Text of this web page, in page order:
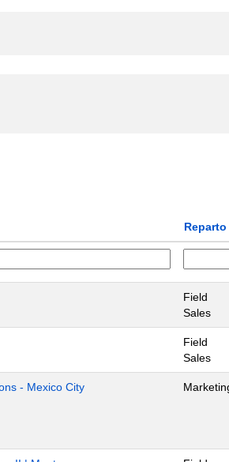
Reparto
Field
Sales
Field
Sales
- Mexico City